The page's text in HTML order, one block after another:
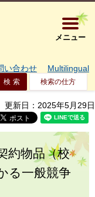
大阪府箕
メニュー
い合わせ Multilingual
検索の仕方
更新日：2025年5月29日
約物品（校
る一般競争